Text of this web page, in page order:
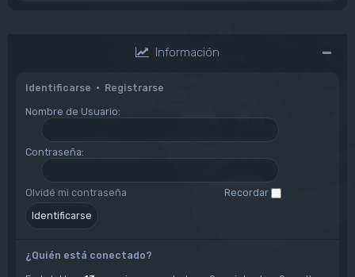
Información
Identificarse • Registrarse
Nombre de Usuario:
Contraseña:
Olvidé mi contraseña Recordar
¿Quién está conectado?